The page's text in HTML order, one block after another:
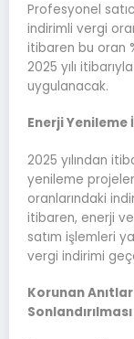
Profesyonel
indirimli vergi
itibaren bu oran
2025 yılı
uygulanacak.
Enerji Yenileme
2025 yılından
yenileme
oranlarındaki
itibaren, enerji
satım işlemleri
vergi indirimi
Korunan
Sonlandırılması